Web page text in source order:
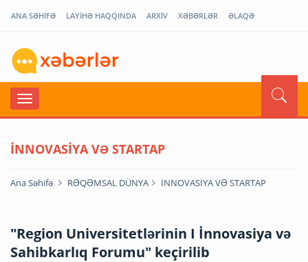
ANA SƏHİFƏ LAYİHƏ HAQQINDA ARXİV XƏBƏRLƏR ƏLAQƏ
İNNOVASİYA VƏ STARTAP
Ana Səhifə RƏQƏMSAL DÜNYA İNNOVASİYA VƏ STARTAP
"Region Universitetlərinin I İnnovasiya və
Sahibkarlıq Forumu" keçirilib